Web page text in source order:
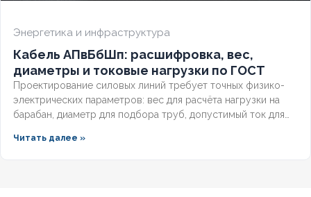
Энергетика и инфраструктура
Кабель АПвБбШп: расшифровка, вес,
диаметры и токовые нагрузки по ГОСТ
Проектирование силовых линий требует точных физико-
электрических параметров: вес для расчёта нагрузки на
барабан, диаметр для подбора труб, допустимый ток для
алюминиевых бронированных кабелей с изоляцией из
Читать далее »